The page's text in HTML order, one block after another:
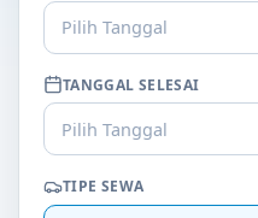
Pilih Tanggal
TANGGAL SELESAI
Pilih Tanggal
TIPE SEWA